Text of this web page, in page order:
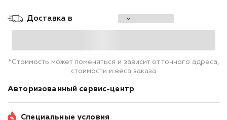
Доставка в
*Стоимость может поменяться и зависит от точного адреса,
стоимости и веса заказа
Авторизованный сервис-центр
Специальные условия